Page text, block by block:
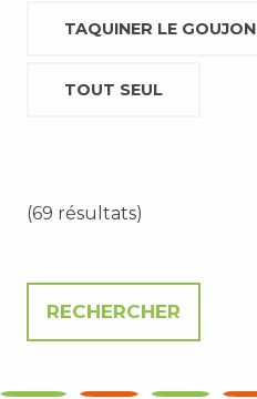
TAQUINER LE GOUJON
TOUT SEUL
(69 résultats)